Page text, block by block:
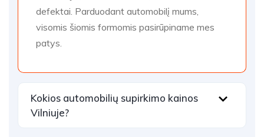
defektai. Parduodant automobilį mums,
visomis šiomis formomis pasirūpiname mes
patys.
Kokios automobilių supirkimo kainos
Vilniuje?